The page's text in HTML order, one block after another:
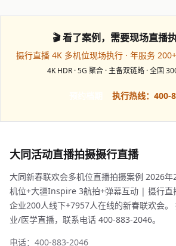
🎬 看了案例，需要现场直播
摄行直播 4K 多机位现场执行 · 年服务
4K HDR · 5G 聚合 · 主备双链路 · 全国
执行热线：400-
大同活动直播拍摄摄行直播
大同新春联欢会多机位直播拍摄案例 2026
机位+大疆Inspire 3航拍+弹幕互动 | 摄行直
企业200人线下+7957人在线的新春联欢会
业/医学直播，联系电话 400-883-2046。
电话：400-883-2046